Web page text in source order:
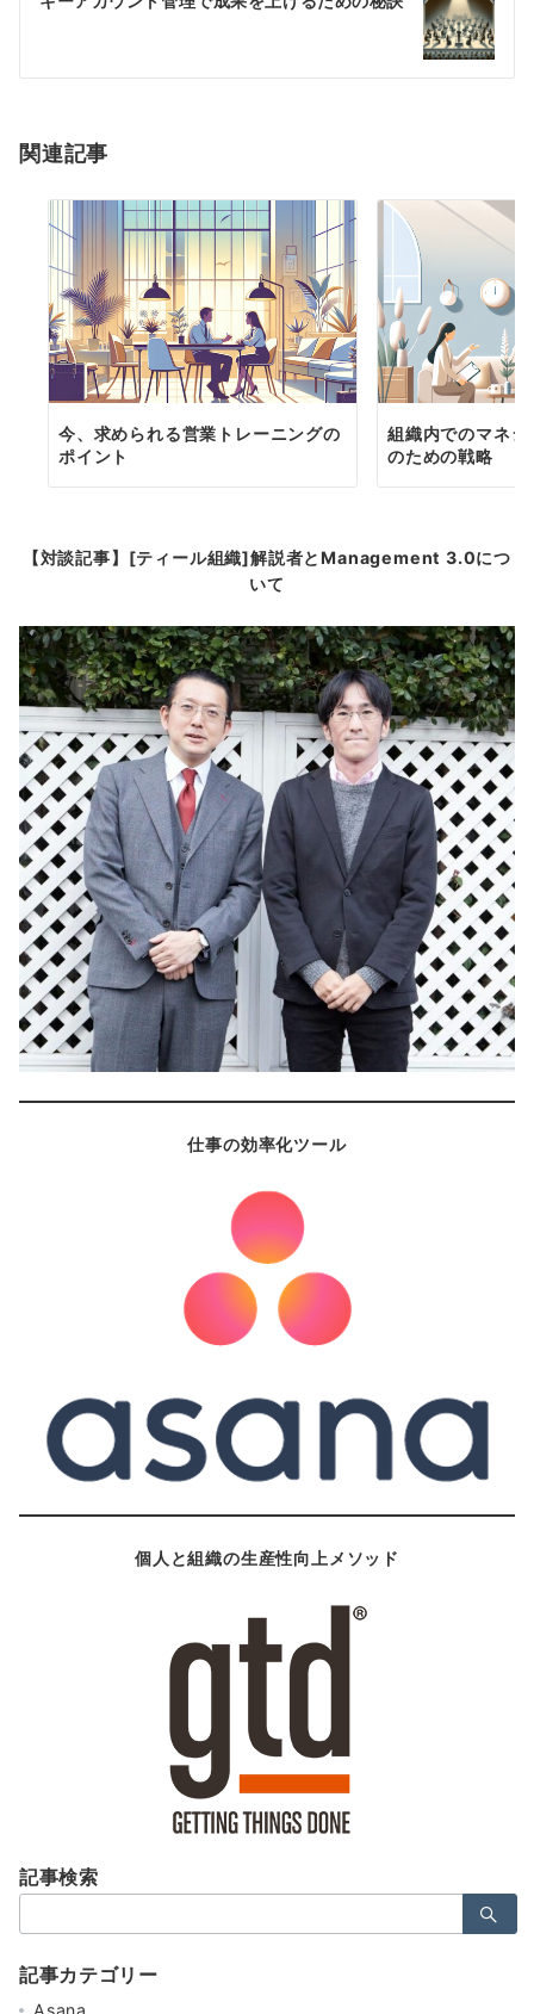
シ
ン
関連記事
今、求められる営業トレーニングの
ポイント
組織内でのマネ
のための戦略
【対談記事】[ティール組織]解説者とManagement 3.0につ
いて
仕事の効率化ツール
個人と組織の生産性向上メソッド
記事検索
索：
記事カテゴリー
Asana